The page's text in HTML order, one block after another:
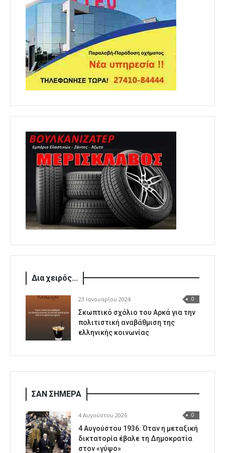
Δια χειρός...
23 Ιανουαρίου 2024 0
Σκωπτικό σχόλιο του Αρκά για την
πολιτιστική αναβάθμιση της
ελληνικής κοινωνίας
ΣΑΝ ΣΗΜΕΡΑ
4 Αυγούστου 2026 0
4 Αυγούστου 1936: Όταν η μεταξική
δικτατορία έβαλε τη Δημοκρατία
στον «γύψο»